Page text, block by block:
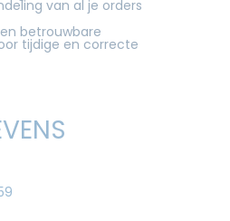
van al je orders
betrouwbare
tijdige en correcte